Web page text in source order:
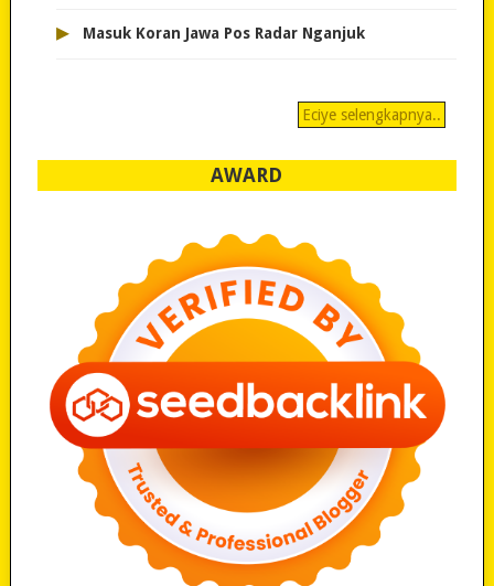
▸ Masuk Koran Jawa Pos Radar Nganjuk
Eciye selengkapnya..
AWARD